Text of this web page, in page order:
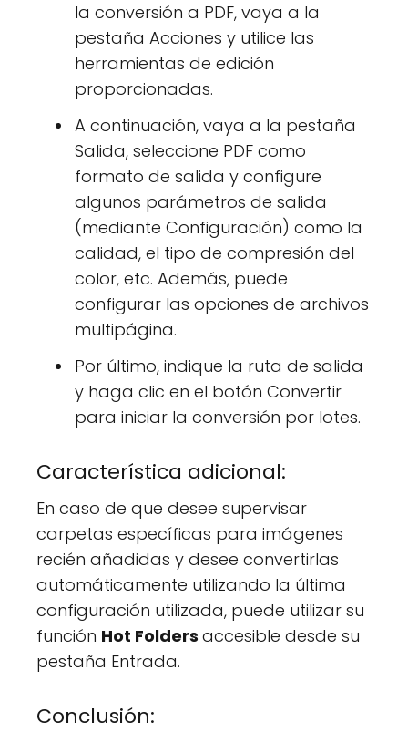
la conversión a PDF, vaya a la
pestaña Acciones y utilice las
herramientas de edición
proporcionadas.
A continuación, vaya a la pestaña
Salida, seleccione PDF como
formato de salida y configure
algunos parámetros de salida
(mediante Configuración) como la
calidad, el tipo de compresión del
color, etc. Además, puede
configurar las opciones de archivos
multipágina.
Por último, indique la ruta de salida
y haga clic en el botón Convertir
para iniciar la conversión por lotes.
Característica adicional:
En caso de que desee supervisar
carpetas específicas para imágenes
recién añadidas y desee convertirlas
automáticamente utilizando la última
configuración utilizada, puede utilizar su
función Hot Folders accesible desde su
pestaña Entrada.
Conclusión: